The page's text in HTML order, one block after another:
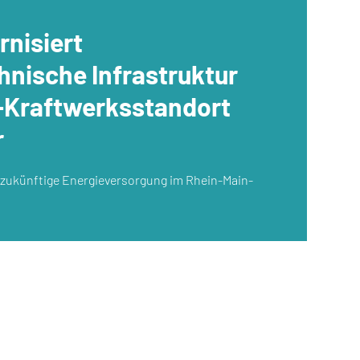
Infrastruktur
Kraftwerksstandort
Energieversorgung im Rhein-Main-